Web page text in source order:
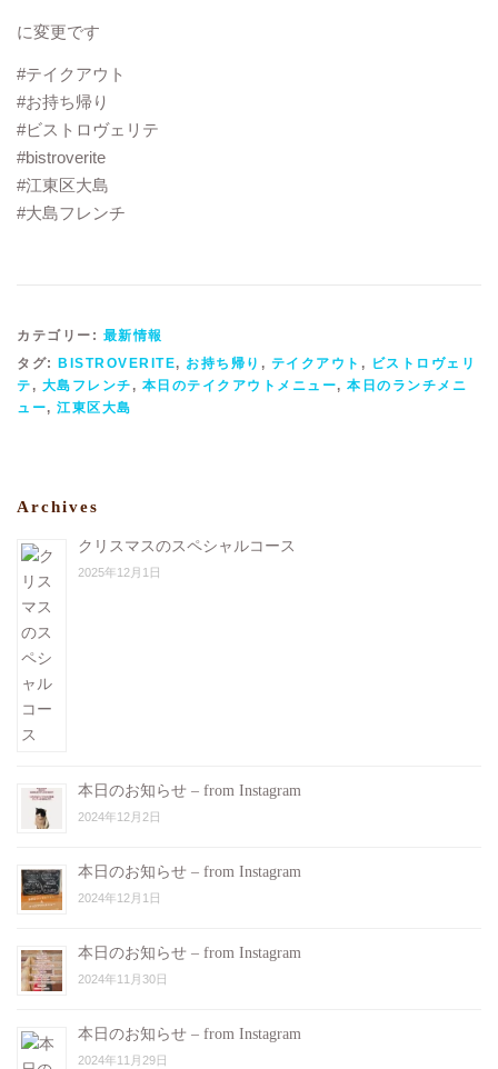
に変更です
#テイクアウト
#お持ち帰り
#ビストロヴェリテ
#bistroverite
#江東区大島
#大島フレンチ
カテゴリー: 最新情報
タグ:
BISTROVERITE, お持ち帰り , テイクアウト , ビストロヴェリ
テ , 大島フレンチ , 本日のテイクアウトメニュー, 本日のランチメニ
ュー, 江東区大島
Archives
クリスマスのスペシャルコース
2025年12月1日
本日のお知らせ – from Instagram
2024年12月2日
本日のお知らせ – from Instagram
2024年12月1日
本日のお知らせ – from Instagram
2024年11月30日
本日のお知らせ – from Instagram
2024年11月29日